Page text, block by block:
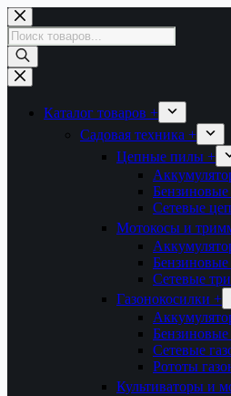
Перейти
к
сути
Поиск
товаров
Каталог товаров +
Садовая техника +
Цепные пилы +
Сетевые
Мотокосы и
Сетевые
Газонокосилки +
Бензиновые
Сетевые
Рототы
Культиваторы и